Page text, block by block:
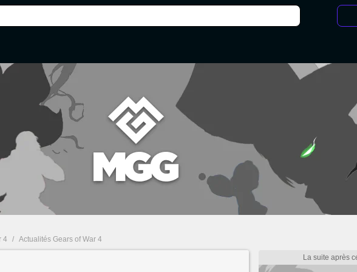
4 / Actualités Gears of War 4